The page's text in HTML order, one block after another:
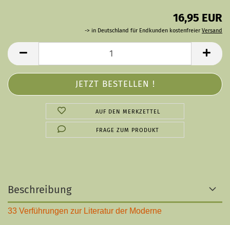
16,95 EUR
-> in Deutschland für Endkunden kostenfreier Versand
AUF DEN MERKZETTEL
FRAGE ZUM PRODUKT
Beschreibung
33 Verführungen zur Literatur der Moderne